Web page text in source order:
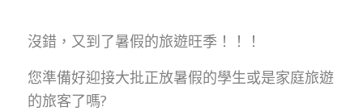
沒錯，又到了暑假的旅遊旺季！！！
您準備好迎接大批正放暑假的學生或是家庭旅遊
的旅客了嗎?